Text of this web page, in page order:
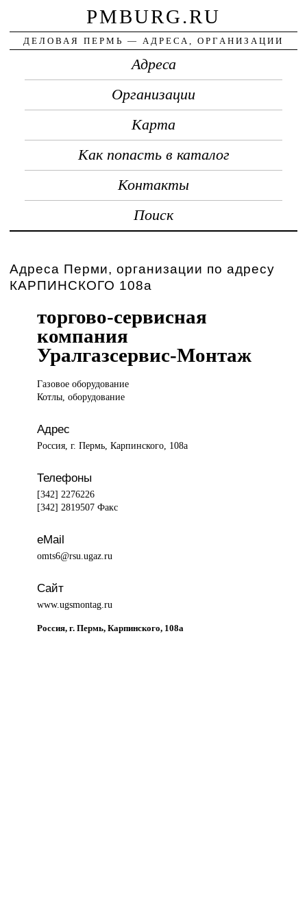
PMBURG.RU
ДЕЛОВАЯ ПЕРМЬ — АДРЕСА, ОРГАНИЗАЦИИ
Адреса
Организации
Карта
Как попасть в каталог
Контакты
Поиск
Адреса Перми, организации по адресу
КАРПИНСКОГО 108а
торгово-сервисная
компания
Уралгазсервис-Монтаж
Газовое оборудование
Котлы, оборудование
Адрес
Россия, г. Пермь, Карпинского, 108а
Телефоны
[342] 2276226
[342] 2819507 Факс
eMail
omts6@rsu.ugaz.ru
Сайт
www.ugsmontag.ru
Россия, г. Пермь, Карпинского, 108а